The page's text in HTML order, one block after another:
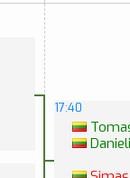
17:40